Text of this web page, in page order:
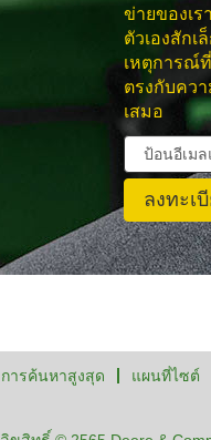
ข่ายของเ
ตัวเองสักเ
เหตุการณ์
ตรงกับคว
เสมอ
การค้นหาสูงสุด แผนที่ไซต์